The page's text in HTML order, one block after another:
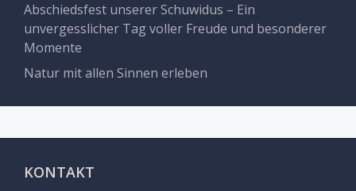
Abschiedsfest unserer Schuwidus – Ein
unvergesslicher Tag voller Freude und besonderer
Momente
Natur mit allen Sinnen erleben
KONTAKT